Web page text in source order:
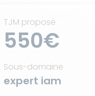
TJM proposé
550€
Sous-domaine
expert iam